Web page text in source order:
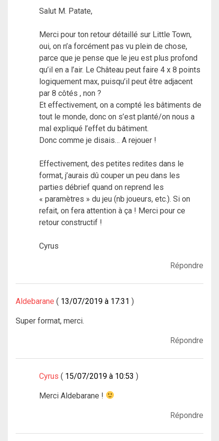
Salut M. Patate,
Merci pour ton retour détaillé sur Little Town,
oui, on n’a forcément pas vu plein de chose,
parce que je pense que le jeu est plus profond
qu’il en a l’air. Le Château peut faire 4 x 8 points
logiquement max, puisqu’il peut être adjacent
par 8 côtés , non ?
Et effectivement, on a compté les bâtiments de
tout le monde, donc on s’est planté/on nous a
mal expliqué l’effet du bâtiment.
Donc comme je disais… A rejouer !
Effectivement, des petites redites dans le
format, j’aurais dû couper un peu dans les
parties débrief quand on reprend les
« paramètres » du jeu (nb joueurs, etc.). Si on
refait, on fera attention à ça ! Merci pour ce
retour constructif !
Cyrus
Répondre
Aldebarane 13/07/2019 à 17:31
Super format, merci.
Répondre
Cyrus 15/07/2019 à 10:53
Merci Aldebarane !
Répondre